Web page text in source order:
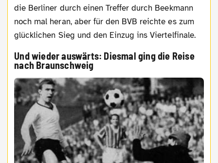
die Berliner durch einen Treffer durch Beekmann
noch mal heran, aber für den BVB reichte es zum
glücklichen Sieg und den Einzug ins Viertelfinale.
Und wieder auswärts: Diesmal ging die Reise
nach Braunschweig